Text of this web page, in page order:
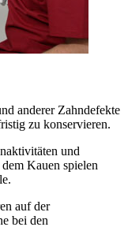
anderer Zahndefekte
zu konservieren.
und
Kauen spielen
auf der
bei den